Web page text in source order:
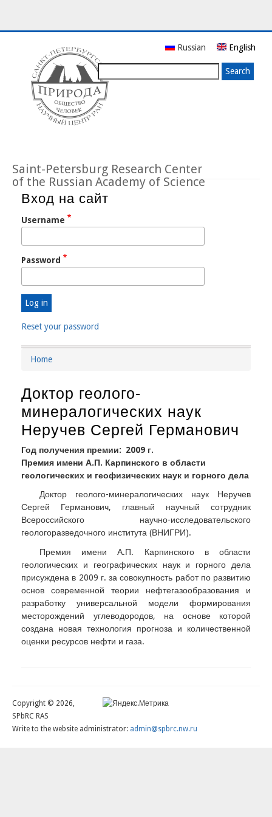
Saint-Petersburg Research Center
of the Russian Academy of Science
Russian English
Вход на сайт
Username
Password
Reset your password
Breadcrumb
Home
Доктор геолого-
минералогических наук
Неручев Сергей Германович
Год получения премии
2009 г.
Премия имени А.П. Карпинского в области
геологических и геофизических наук и горного дела
Доктор геолого-минералогических наук Неручев
Сергей Германович, главный научный сотрудник
Всероссийского научно-исследовательского
геологоразведочного института (ВНИГРИ).
Премия имени А.П. Карпинского в области
геологических и географических наук и горного дела
присуждена в 2009 г. за совокупность работ по развитию
основ современной теории нефтегазообразования и
разработку универсальной модели формирования
месторождений углеводородов, на основе которой
создана новая технология прогноза и количественной
оценки ресурсов нефти и газа.
Copyright © 2026,
SPbRC RAS
Write to the website administrator: admin@spbrc.nw.ru